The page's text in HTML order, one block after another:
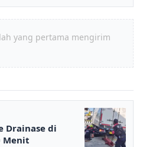
yang pertama mengirim
Drainase di
Menit